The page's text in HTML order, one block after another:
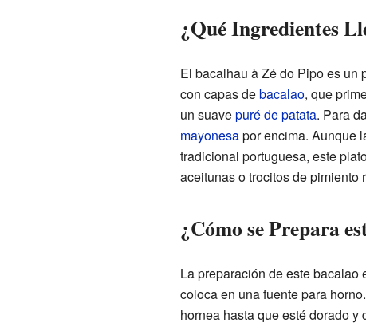
¿Qué Ingredientes
El bacalhau à Zé do Pipo es un
con capas debacalao, que
un suavepuré de patata. Para
mayonesapor encima. Aunque
tradicional portuguesa, este
aceitunas o trocitos de pimiento
¿Cómo se Prepara
La preparación de este
coloca en una fuente para
hornea hasta que esté dorado